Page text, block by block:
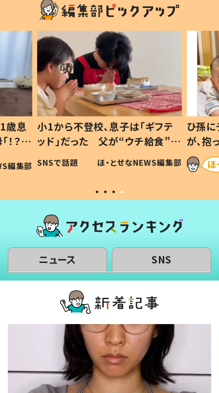
歳息
？」
編集部
小1から不登校、息子は「ギフテ
ッド」だった 父が“ウチ給食”を
作り続ける理由とは #令和の親
#令和の子
SNSで話題 ほ・とせなNEWS編集部
ひ孫
が、
「涙が
い」
ニュース SNS